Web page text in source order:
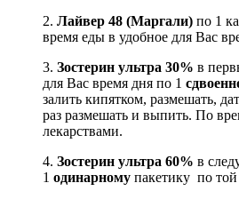
2. Лайвер 48 (Маргали) по 1
время еды в удобное для Вас
3. Зостерин ультра 30% в
для Вас время дня по 1
залить кипятком, размешать,
раз размешать и выпить. По
лекарствами.
4. Зостерин ультра 60% в
1 одинарному пакетику по